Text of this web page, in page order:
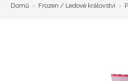
Domů > Frozen / Ledové království >